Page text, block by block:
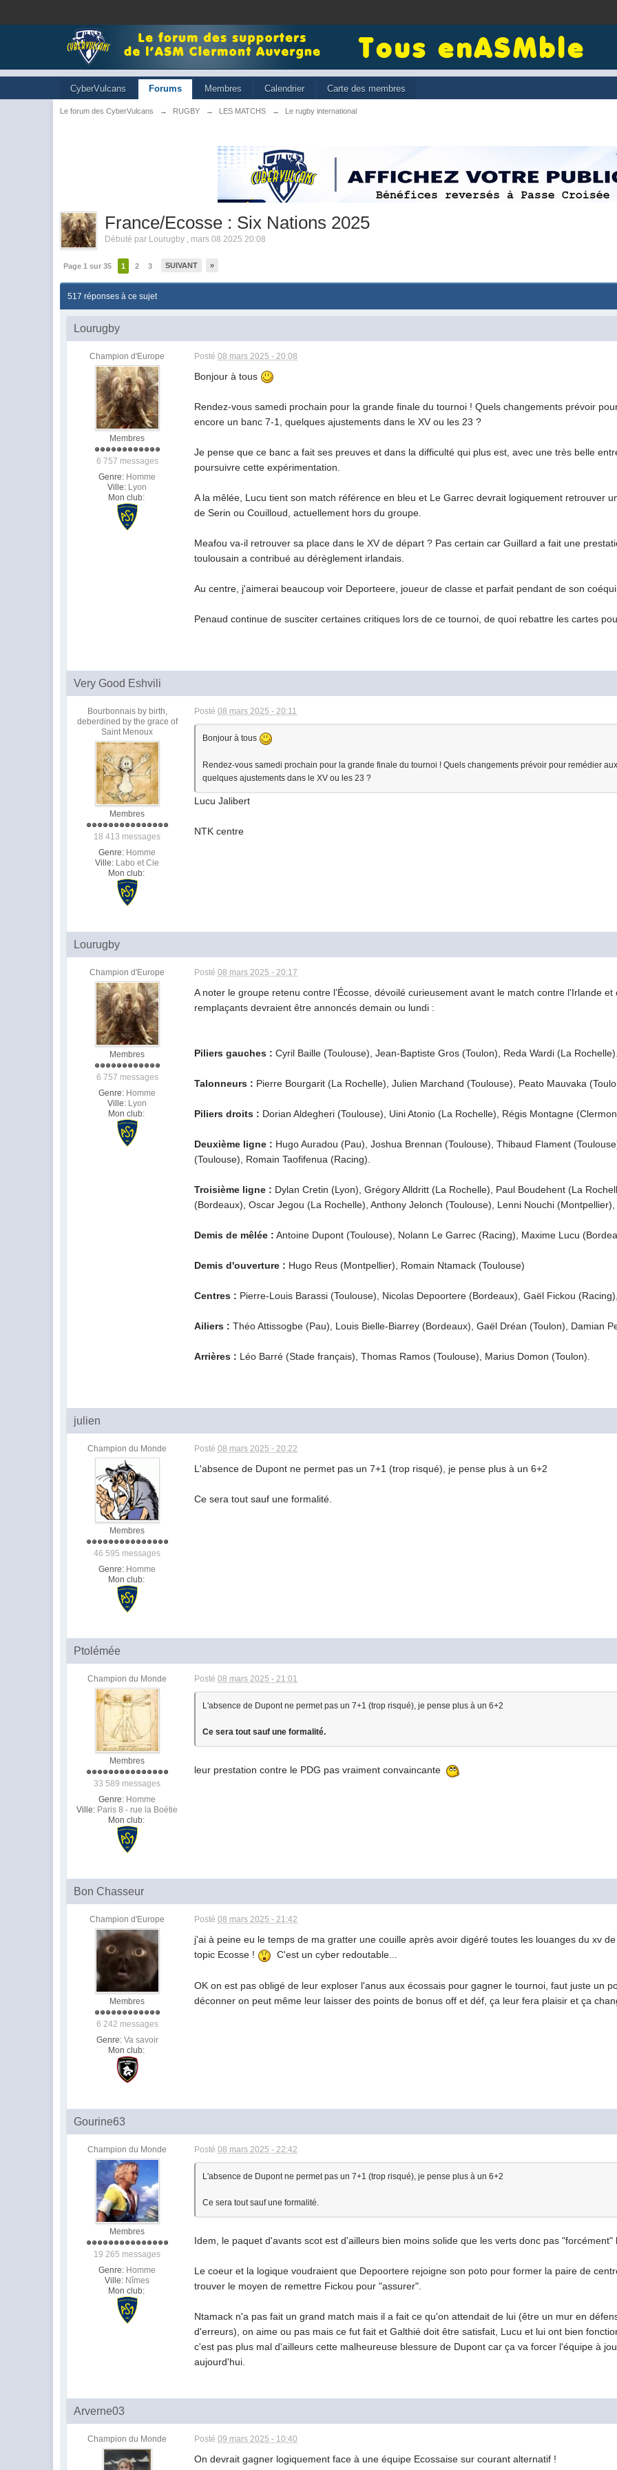
CyberVulcans Forums Membres Calendrier Carte des membres
Le forum des CyberVulcans → RUGBY → LES MATCHS → Le rugby international
France/Ecosse : Six Nations 2025
Débuté par Lourugby , mars 08 2025 20:08
Page 1 sur 35 1 2 3 SUIVANT »
517 réponses à ce sujet
Lourugby
Champion d'Europe
Membres
6 757 messages
Genre: Homme
Ville: Lyon
Mon club:
Posté08 mars 2025 - 20:08
Bonjour à tous
Rendez-vous samedi prochain pour la grande finale du tournoi ! Quels changements prévoir
encore un banc 7-1, quelques ajustements dans le XV ou les 23 ?
Je pense que ce banc a fait ses preuves et dans la difficulté qui plus est, avec une très belle
poursuivre cette expérimentation.
A la mêlée, Lucu tient son match référence en bleu et Le Garrec devrait logiquement retrouver
de Serin ou Couilloud, actuellement hors du groupe.
Meafou va-il retrouver sa place dans le XV de départ ? Pas certain car Guillard a fait une
toulousain a contribué au dérèglement irlandais.
Au centre, j'aimerai beaucoup voir Deporteere, joueur de classe et parfait pendant de son
Penaud continue de susciter certaines critiques lors de ce tournoi, de quoi rebattre les cartes
Very Good Eshvili
Bourbonnais by birth,
deberdined by the grace of
Saint Menoux
Membres
18 413 messages
Genre: Homme
Ville: Labo et Cie
Mon club:
Posté08 mars 2025 - 20:11
Bonjour à tous
Rendez-vous samedi prochain pour la grande finale du tournoi ! Quels changements prévoir pour remédier
quelques ajustements dans le XV ou les 23 ?
Lucu Jalibert
NTK centre
Lourugby
Champion d'Europe
Membres
6 757 messages
Genre: Homme
Ville: Lyon
Mon club:
Posté08 mars 2025 - 20:17
A noter le groupe retenu contre l’Écosse, dévoilé curieusement avant le match contre l'Irlande
remplaçants devraient être annoncés demain ou lundi :
Piliers gauches : Cyril Baille (Toulouse), Jean-Baptiste Gros (Toulon), Reda Wardi (La
Talonneurs : Pierre Bourgarit (La Rochelle), Julien Marchand (Toulouse), Peato Mauvaka
Piliers droits : Dorian Aldegheri (Toulouse), Uini Atonio (La Rochelle), Régis Montagne
Deuxième ligne : Hugo Auradou (Pau), Joshua Brennan (Toulouse), Thibaud Flament
(Toulouse), Romain Taofifenua (Racing).
Troisième ligne : Dylan Cretin (Lyon), Grégory Alldritt (La Rochelle), Paul Boudehent (La
(Bordeaux), Oscar Jegou (La Rochelle), Anthony Jelonch (Toulouse), Lenni Nouchi
Demis de mêlée : Antoine Dupont (Toulouse), Nolann Le Garrec (Racing), Maxime Lucu
Demis d'ouverture : Hugo Reus (Montpellier), Romain Ntamack (Toulouse)
Centres : Pierre-Louis Barassi (Toulouse), Nicolas Depoortere (Bordeaux), Gaël Fickou
Ailiers : Théo Attissogbe (Pau), Louis Bielle-Biarrey (Bordeaux), Gaël Dréan (Toulon), Damian
Arrières : Léo Barré (Stade français), Thomas Ramos (Toulouse), Marius Domon (Toulon).
julien
Champion du Monde
Membres
46 595 messages
Genre: Homme
Mon club:
Posté08 mars 2025 - 20:22
L'absence de Dupont ne permet pas un 7+1 (trop risqué), je pense plus à un 6+2
Ce sera tout sauf une formalité.
Ptolémée
Champion du Monde
Membres
33 589 messages
Genre: Homme
Ville: Paris 8 - rue la Boétie
Mon club:
Posté08 mars 2025 - 21:01
L'absence de Dupont ne permet pas un 7+1 (trop risqué), je pense plus à un 6+2
Ce sera tout sauf une formalité.
leur prestation contre le PDG pas vraiment convaincante
Bon Chasseur
Champion d'Europe
Membres
6 242 messages
Genre: Va savoir
Mon club:
Posté08 mars 2025 - 21:42
j'ai à peine eu le temps de ma gratter une couille après avoir digéré toutes les louanges du xv
topic Ecosse !
C'est un cyber redoutable...
OK on est pas obligé de leur exploser l'anus aux écossais pour gagner le tournoi, faut juste un
déconner on peut même leur laisser des points de bonus off et déf, ça leur fera plaisir et ça
Gourine63
Champion du Monde
Membres
19 265 messages
Genre: Homme
Ville: Nîmes
Mon club:
Posté08 mars 2025 - 22:42
L'absence de Dupont ne permet pas un 7+1 (trop risqué), je pense plus à un 6+2
Ce sera tout sauf une formalité.
Idem, le paquet d'avants scot est d'ailleurs bien moins solide que les verts donc pas
Le coeur et la logique voudraient que Depoortere rejoigne son poto pour former la paire de
trouver le moyen de remettre Fickou pour "assurer".
Ntamack n'a pas fait un grand match mais il a fait ce qu'on attendait de lui (être un mur en
d'erreurs), on aime ou pas mais ce fut fait et Galthié doit être satisfait, Lucu et lui ont bien
c'est pas plus mal d'ailleurs cette malheureuse blessure de Dupont car ça va forcer l'équipe à
aujourd'hui.
Arverne03
Champion du Monde Posté09 mars 2025 - 10:40
On devrait gagner logiquement face à une équipe Ecossaise sur courant alternatif !